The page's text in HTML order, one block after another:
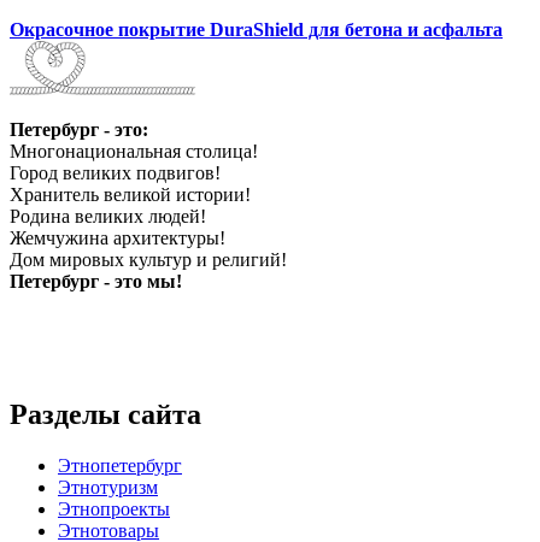
Окрасочное покрытие DuraShield для бетона и асфальта
Петербург - это:
Многонациональная столица!
Город великих подвигов!
Хранитель великой истории!
Родина великих людей!
Жемчужина архитектуры!
Дом мировых культур и религий!
Петербург - это мы!
Разделы сайта
Этнопетербург
Этнотуризм
Этнопроекты
Этнотовары